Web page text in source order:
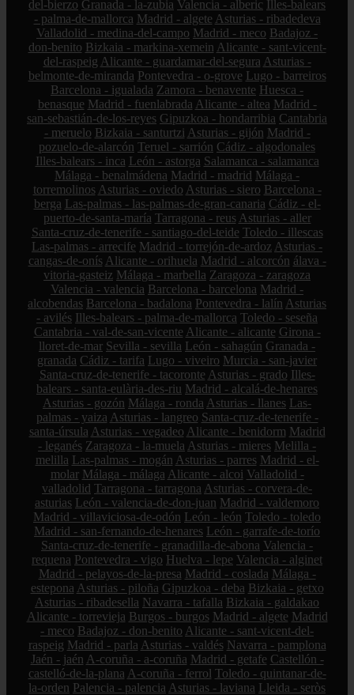
del-bierzo Granada - la-zubia Valencia - alberic Illes-balears
- palma-de-mallorca Madrid - algete Asturias - ribadedeva
Valladolid - medina-del-campo Madrid - meco Badajoz -
don-benito Bizkaia - markina-xemein Alicante - sant-vicent-
del-raspeig Alicante - guardamar-del-segura Asturias -
belmonte-de-miranda Pontevedra - o-grove Lugo - barreiros
Barcelona - igualada Zamora - benavente Huesca -
benasque Madrid - fuenlabrada Alicante - altea Madrid -
san-sebastián-de-los-reyes Gipuzkoa - hondarribia Cantabria
- meruelo Bizkaia - santurtzi Asturias - gijón Madrid -
pozuelo-de-alarcón Teruel - sarrión Cádiz - algodonales
Illes-balears - inca León - astorga Salamanca - salamanca
Málaga - benalmádena Madrid - madrid Málaga -
torremolinos Asturias - oviedo Asturias - siero Barcelona -
berga Las-palmas - las-palmas-de-gran-canaria Cádiz - el-
puerto-de-santa-maría Tarragona - reus Asturias - aller
Santa-cruz-de-tenerife - santiago-del-teide Toledo - illescas
Las-palmas - arrecife Madrid - torrejón-de-ardoz Asturias -
cangas-de-onís Alicante - orihuela Madrid - alcorcón álava -
vitoria-gasteiz Málaga - marbella Zaragoza - zaragoza
Valencia - valencia Barcelona - barcelona Madrid -
alcobendas Barcelona - badalona Pontevedra - lalín Asturias
- avilés Illes-balears - palma-de-mallorca Toledo - seseña
Cantabria - val-de-san-vicente Alicante - alicante Girona -
lloret-de-mar Sevilla - sevilla León - sahagún Granada -
granada Cádiz - tarifa Lugo - viveiro Murcia - san-javier
Santa-cruz-de-tenerife - tacoronte Asturias - grado Illes-
balears - santa-eulària-des-riu Madrid - alcalá-de-henares
Asturias - gozón Málaga - ronda Asturias - llanes Las-
palmas - yaiza Asturias - langreo Santa-cruz-de-tenerife -
santa-úrsula Asturias - vegadeo Alicante - benidorm Madrid
- leganés Zaragoza - la-muela Asturias - mieres Melilla -
melilla Las-palmas - mogán Asturias - parres Madrid - el-
molar Málaga - málaga Alicante - alcoi Valladolid -
valladolid Tarragona - tarragona Asturias - corvera-de-
asturias León - valencia-de-don-juan Madrid - valdemoro
Madrid - villaviciosa-de-odón León - león Toledo - toledo
Madrid - san-fernando-de-henares León - garrafe-de-torío
Santa-cruz-de-tenerife - granadilla-de-abona Valencia -
requena Pontevedra - vigo Huelva - lepe Valencia - alginet
Madrid - pelayos-de-la-presa Madrid - coslada Málaga -
estepona Asturias - piloña Gipuzkoa - deba Bizkaia - getxo
Asturias - ribadesella Navarra - tafalla Bizkaia - galdakao
Alicante - torrevieja Burgos - burgos Madrid - algete Madrid
- meco Badajoz - don-benito Alicante - sant-vicent-del-
raspeig Madrid - parla Asturias - valdés Navarra - pamplona
Jaén - jaén A-coruña - a-coruña Madrid - getafe Castellón -
castelló-de-la-plana A-coruña - ferrol Toledo - quintanar-de-
la-orden Palencia - palencia Asturias - laviana Lleida - seròs